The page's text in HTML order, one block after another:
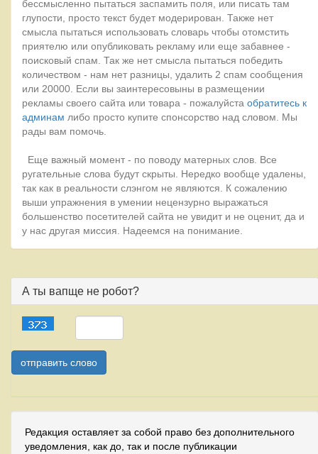
бессмысленно пытаться заспамить поля, или писать там
глупости, просто текст будет модерирован. Также нет
смысла пытаться использовать словарь чтобы отомстить
приятелю или опубликовать рекламу или еще забавнее -
поисковый спам. Так же нет смысла пытаться победить
количеством - нам нет разницы, удалить 2 спам сообщения
или 20000. Если вы заинтересовыны в размещении
рекламы своего сайта или товара - пожалуйста обратитесь к
админам либо просто купите спонсорство над словом. Мы
рады вам помочь.
Еще важный момент - по поводу матерных слов. Все
ругательные слова будут скрыты. Нередко вообще удалены,
так как в реальности слэнгом не являются. К сожалению
выши упражнения в умении нецензурно выражаться
большенство посетителей сайта не увидит и не оценит, да и
у нас другая миссия. Надеемся на понимание.
А ты вапще не робот?
Редакция оставляет за собой право без дополнительного
уведомления, как до, так и после публикации